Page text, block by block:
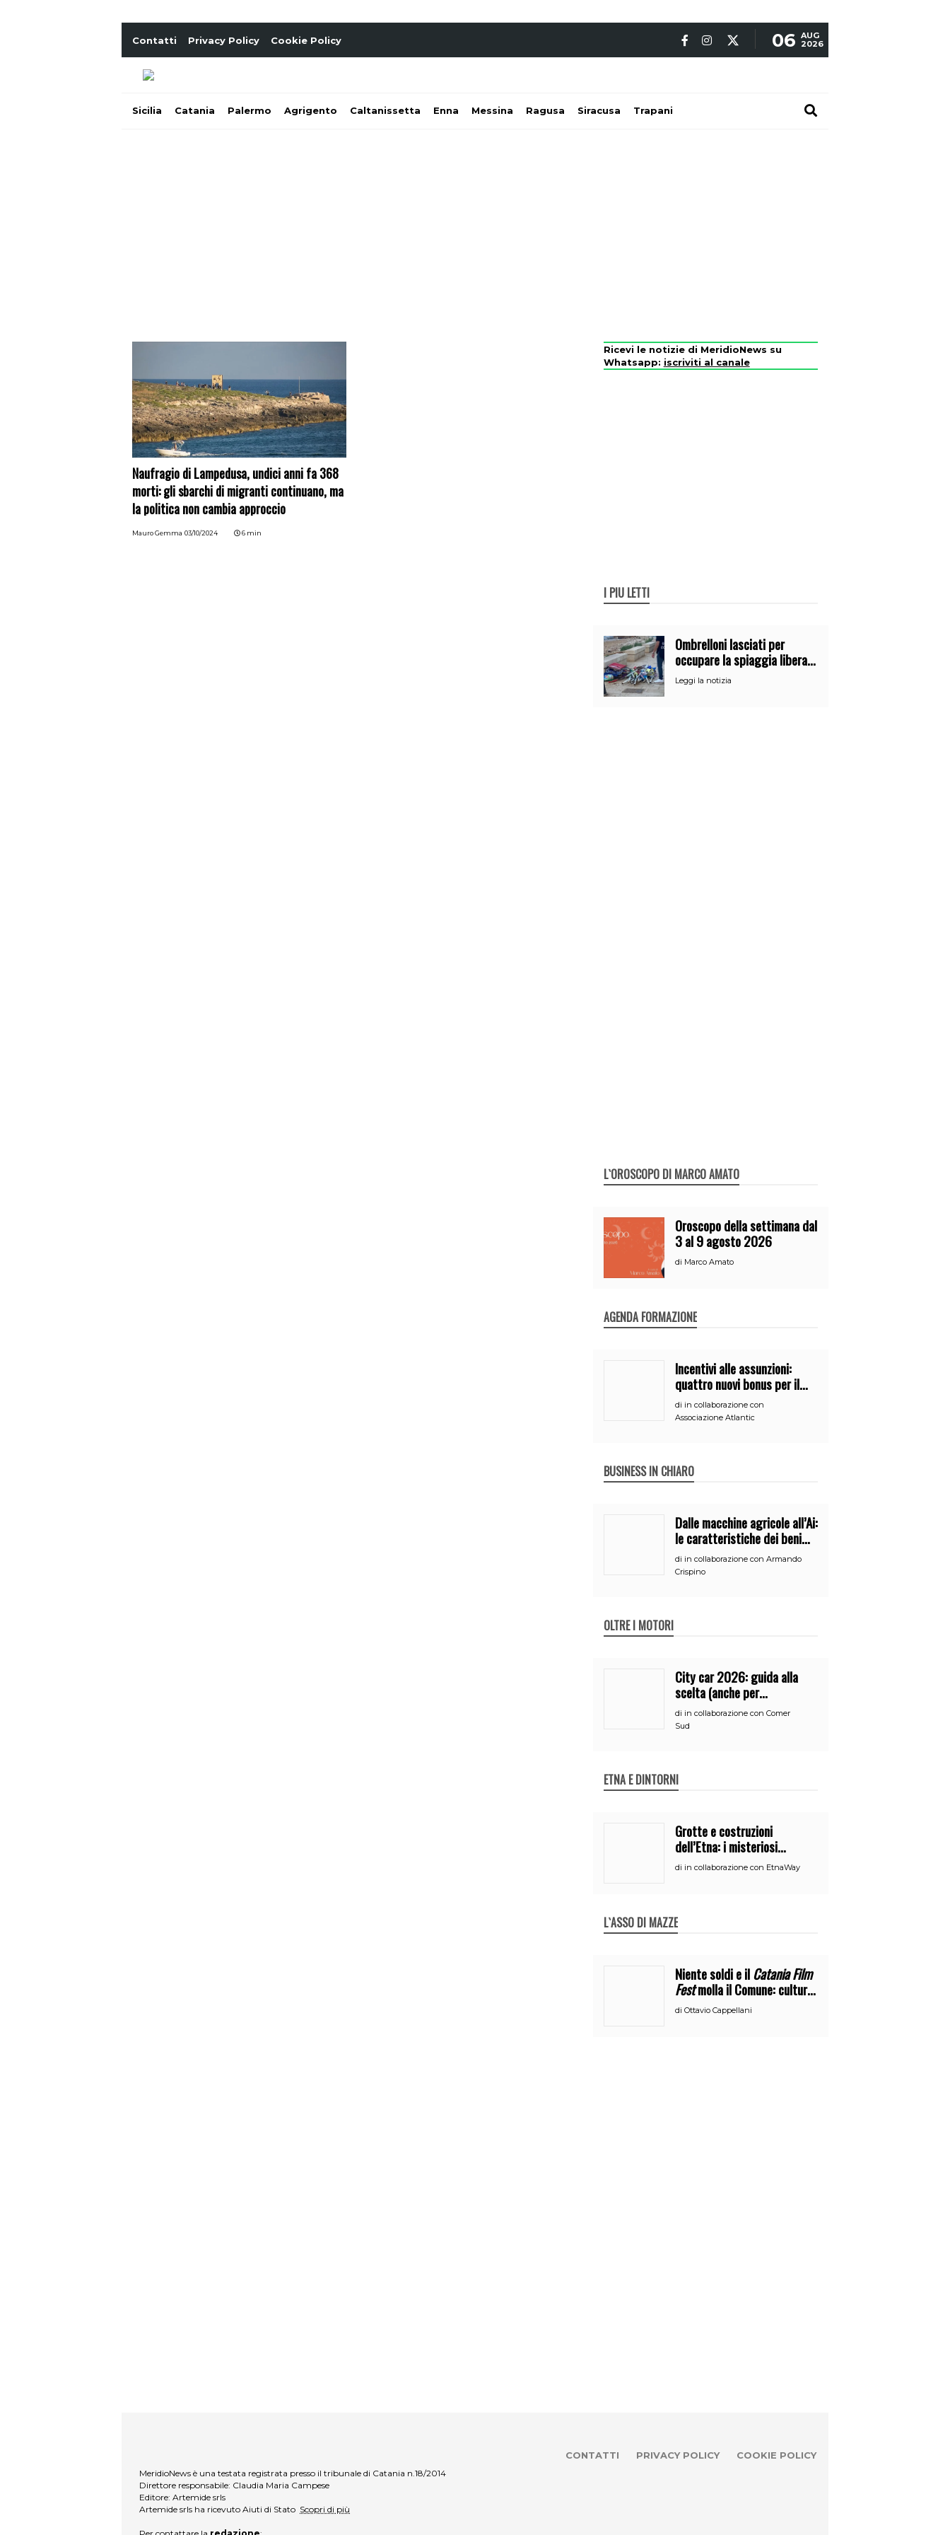
Contatti Privacy Policy Cookie Policy 06 AUG
2026
Sicilia Catania Palermo Agrigento Caltanissetta Enna Messina Ragusa Siracusa Trapani
Naufragio di Lampedusa, undici anni fa 368
morti: gli sbarchi di migranti continuano, ma
la politica non cambia approccio
Mauro Gemma 03/10/2024 6 min
Ricevi le notizie di MeridioNews su
Whatsapp: iscriviti al canale
I PIÙ LETTI
Ombrelloni lasciati per
occupare la spiaggia libera.
Maxi sequestro della Guardia
Costiera
Leggi la notizia
L`OROSCOPO DI MARCO AMATO
Oroscopo della settimana dal
3 al 9 agosto 2026
di Marco Amato
AGENDA FORMAZIONE
Incentivi alle assunzioni:
quattro nuovi bonus per il
2026
di in collaborazione con
Associazione Atlantic
BUSINESS IN CHIARO
Dalle macchine agricole all’Ai:
le caratteristiche dei beni
per accedere
all’iperammortamento
di in collaborazione con Armando
Crispino
OLTRE I MOTORI
City car 2026: guida alla
scelta (anche per
neopatentati)
di in collaborazione con Comer
Sud
ETNA E DINTORNI
Grotte e costruzioni
dell’Etna: i misteriosi
nascondigli del vulcano
di in collaborazione con EtnaWay
L`ASSO DI MAZZE
Niente soldi e ilCatania Film
Festmolla il Comune: cultura
o broru di ciciri?
di Ottavio Cappellani
MeridioNews è una testata registrata presso il tribunale di Catania n.18/2014
Direttore responsabile: Claudia Maria Campese
Editore: Artemide srls
Artemide srls ha ricevuto Aiuti di Stato Scopri di più
CONTATTI PRIVACY POLICY COOKIE POLICY